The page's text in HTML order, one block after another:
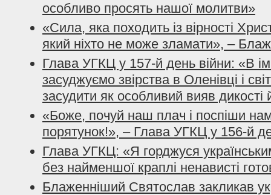
особливо просять нашої молитви»
«Сила, яка походить із вірності
який ніхто не може зламати», –
Глава УГКЦ у 157-й день війни: «В
засуджуємо звірства в Оленівці і
засудити як особливий вияв дикості
«Боже, почуй наш плач і поспіши
порятунок!», – Глава УГКЦ у 156-й
Глава УГКЦ: «Я горджуся
без найменшої краплі ненависті
Блаженніший Святослав закликав